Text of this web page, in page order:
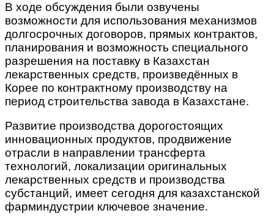
В ходе обсуждения были озвучены
возможности для использования механизмов
долгосрочных договоров, прямых контрактов,
планирования и возможность специального
разрешения на поставку в Казахстан
лекарственных средств, произведённых в
Корее по контрактному производству на
период строительства завода в Казахстане.
Развитие производства дорогостоящих
инновационных продуктов, продвижение
отрасли в направлении трансферта
технологий, локализации оригинальных
лекарственных средств и производства
субстанций, имеет сегодня для казахстанской
фарминдустрии ключевое значение.